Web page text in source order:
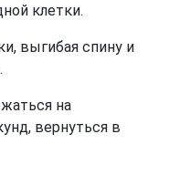
клетки.
выгибая спину и
на
вернуться в